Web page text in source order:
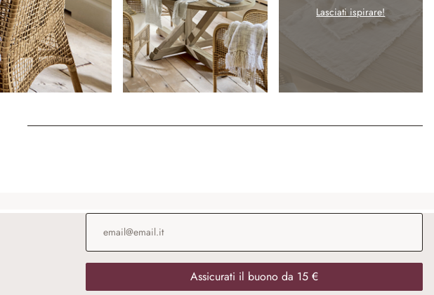
Lasciati ispirare!
Indirizzo e-mail
Assicurati il buono da 15 €